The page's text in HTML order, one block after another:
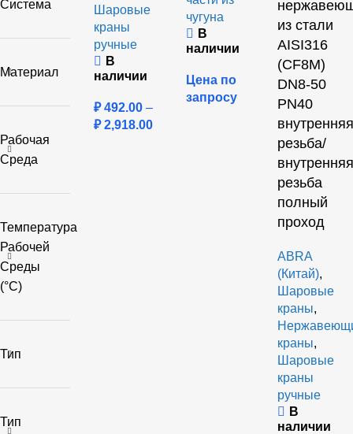
Система
Материал
Рабочая
Среда
Температура
Рабочей
Среды
(°C)
Тип
Тип
Шаровые
краны
ручные
В
наличии
₽492.00 –
₽2,918.00
чугуна
В
наличии
Цена по
запросу
из стали
AISI316
(CF8M)
DN8-50
PN40
внутренняя
резьба/
внутренняя
резьба
полный
проход
ABRA
(Китай),
Шаровые
краны,
краны,
Шаровые
краны
ручные
В
наличии